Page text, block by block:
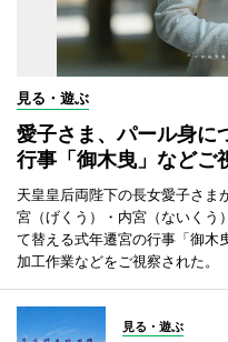
見る・遊ぶ
愛子さま、パール身
行事「御木曳」などご
天皇皇后両陛下の長女愛子さま
宮（げくう）・内宮（ないくう
て替える式年遷宮の行事「御木
加工作業などをご視察された。
見る・遊ぶ